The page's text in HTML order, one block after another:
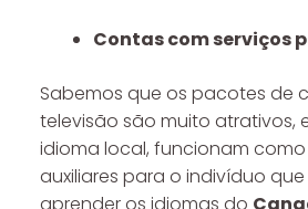
Contas com serviços
Sabemos que os pacotes de
televisão são muito atrativos,
idioma local, funcionam
auxiliares para o indivíduo